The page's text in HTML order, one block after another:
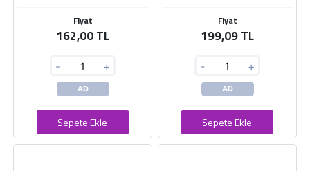
Fiyat
162,00 TL
- +
AD
Sepete Ekle
Fiyat
199,09 TL
- +
AD
Sepete Ekle